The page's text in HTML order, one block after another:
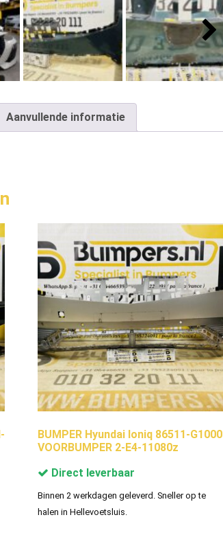
Aanvullende informatie
BUMPER Hyundai Ioniq 86511-G1000
VOORBUMPER 2-E4-11080z
Direct leverbaar
Binnen 2 werkdagen geleverd. Sneller op te
halen in Hellevoetsluis.